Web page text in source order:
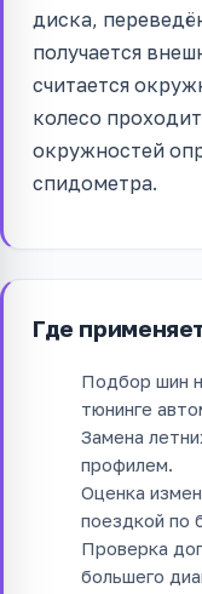
диска,
получается
считается
колесо
окружностей
спидометра.
Где
Подбор шин
тюнинге
Замена
профилем.
Оценка
поездкой по
Проверка
большего